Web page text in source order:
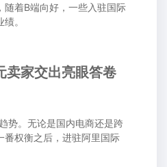
随着B端向好，一些入驻国际
。
家交出亮眼答卷
。无论是国内电商还是跨
番权衡之后，进驻阿里国际